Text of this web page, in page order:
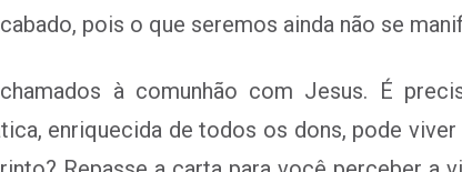
pois o que seremos ainda não se
à comunhão com Jesus. É
enriquecida de todos os dons, pode